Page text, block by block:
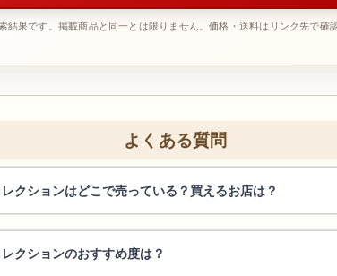
結果です。掲載商品と同一とは限りません。価格・送料はリンク先で確
よくある質問
クションはどこで売っている？買えるお店は？
クションのおすすめ度は？